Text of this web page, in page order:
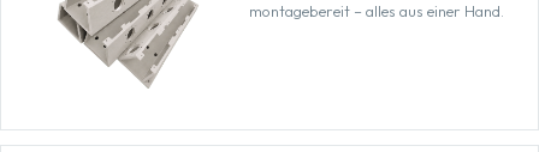
montagebereit – alles aus einer Hand.